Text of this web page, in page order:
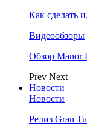
Как сделать
Видеообзоры
Обзор Manor
Prev Next
Новости
Новости
Релиз Gran